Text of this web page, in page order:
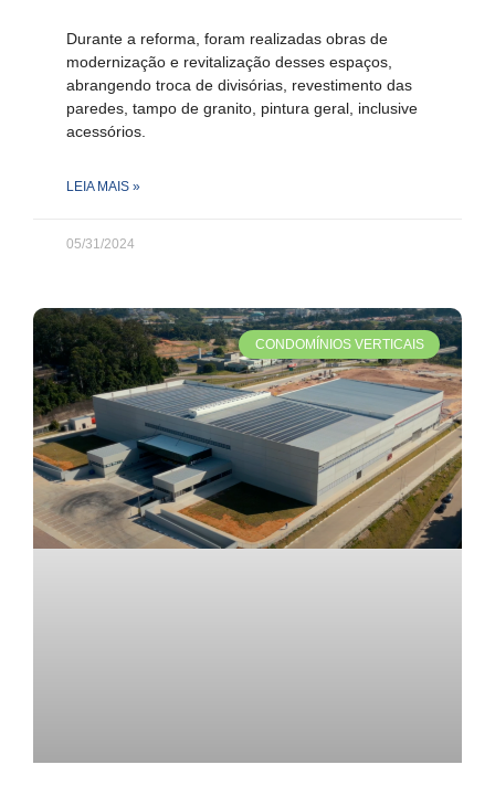
Durante a reforma, foram realizadas obras de
modernização e revitalização desses espaços,
abrangendo troca de divisórias, revestimento das
paredes, tampo de granito, pintura geral, inclusive
acessórios.
LEIA MAIS »
05/31/2024
CONDOMÍNIOS VERTICAIS